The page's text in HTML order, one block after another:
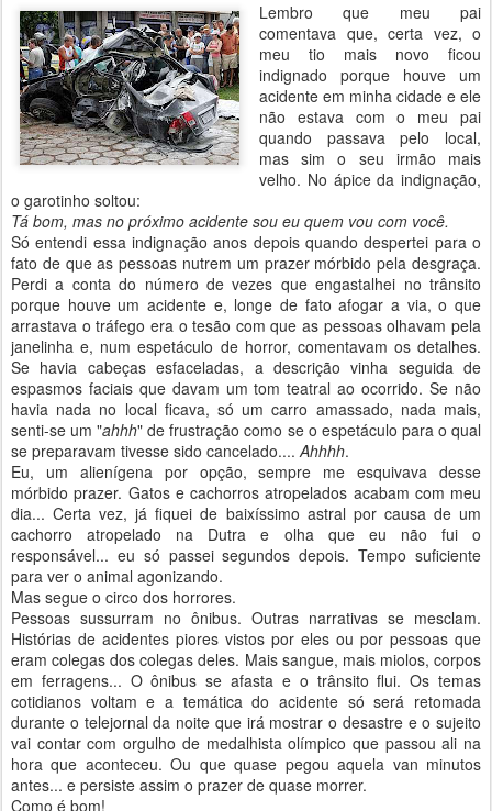
Lembro que meu pai
comentava que, certa vez, o
meu tio mais novo ficou
indignado porque houve um
acidente em minha cidade e ele
não estava com o meu pai
quando passava pelo local,
mas sim o seu irmão mais
velho. No ápice da indignação,
o garotinho soltou:
Tá bom, mas no próximo acidente sou eu quem vou com você.
Só entendi essa indignação anos depois quando despertei para o
fato de que as pessoas nutrem um prazer mórbido pela desgraça.
Perdi a conta do número de vezes que engastalhei no trânsito
porque houve um acidente e, longe de fato afogar a via, o que
arrastava o tráfego era o tesão com que as pessoas olhavam pela
janelinha e, num espetáculo de horror, comentavam os detalhes.
Se havia cabeças esfaceladas, a descrição vinha seguida de
espasmos faciais que davam um tom teatral ao ocorrido. Se não
havia nada no local ficava, só um carro amassado, nada mais,
senti-se um "ahhh" de frustração como se o espetáculo para o qual
se preparavam tivesse sido cancelado....Ahhhh.
Eu, um alienígena por opção, sempre me esquivava desse
mórbido prazer. Gatos e cachorros atropelados acabam com meu
dia... Certa vez, já fiquei de baixíssimo astral por causa de um
cachorro atropelado na Dutra e olha que eu não fui o
responsável... eu só passei segundos depois. Tempo suficiente
para ver o animal agonizando.
Mas segue o circo dos horrores.
Pessoas sussurram no ônibus. Outras narrativas se mesclam.
Histórias de acidentes piores vistos por eles ou por pessoas que
eram colegas dos colegas deles. Mais sangue, mais miolos, corpos
em ferragens... O ônibus se afasta e o trânsito flui. Os temas
cotidianos voltam e a temática do acidente só será retomada
durante o telejornal da noite que irá mostrar o desastre e o sujeito
vai contar com orgulho de medalhista olímpico que passou ali na
hora que aconteceu. Ou que quase pegou aquela van minutos
antes... e persiste assim o prazer de quase morrer.
Como é bom!